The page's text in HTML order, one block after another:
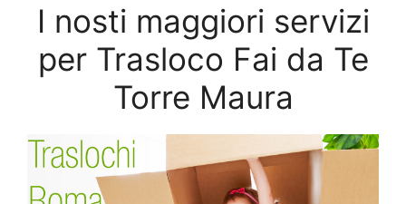
I nosti maggiori servizi
per Trasloco Fai da Te
Torre Maura